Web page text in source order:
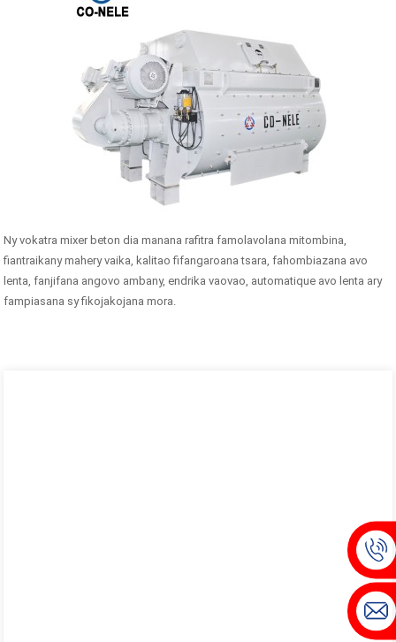
Ny vokatra mixer beton dia manana rafitra famolavolana mitombina,
fiantraikany mahery vaika, kalitao fifangaroana tsara, fahombiazana avo
lenta, fanjifana angovo ambany, endrika vaovao, automatique avo lenta ary
fampiasana sy fikojakojana mora.